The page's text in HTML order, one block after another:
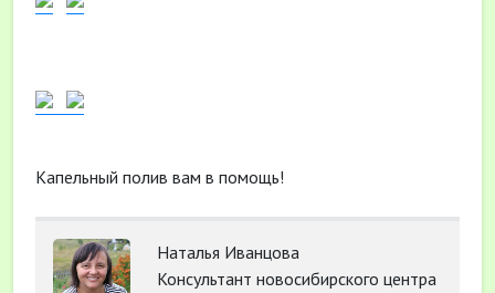
Капельный полив вам в помощь!
Наталья Иванцова
Консультант новосибирского центра